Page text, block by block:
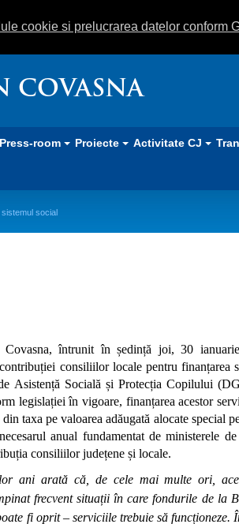
cookie si prelucrarea datelor conform
COVASNA
Press-room Proiecte Activitate CJ
social
Covasna, întrunit în ședință joi, 30
consiliilor locale pentru finanțarea
Asistență Socială și Protecția Copilului
legislației în vigoare, finanțarea acestor
taxa pe valoarea adăugată alocate special
anual fundamentat de ministerele
consiliilor județene și locale.
ani arată că, de cele mai multe ori,
frecvent situații în care fondurile de la
fi oprit – serviciile trebuie să funcționeze.